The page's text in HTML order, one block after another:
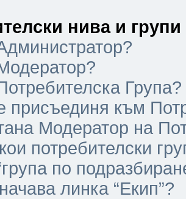
нива и групи
Група?
присъединя към
Модератор на
потребителски
по
линка “Екип”?